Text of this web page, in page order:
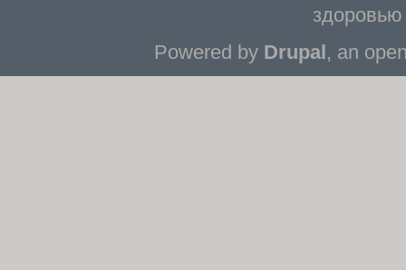
Powered by Drupal, an